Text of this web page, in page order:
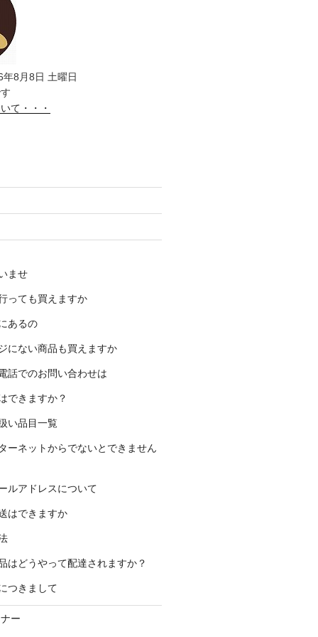
8月8日 土曜日
て・・・
ませ
っても買えますか
あるの
にない商品も買えますか
話でのお問い合わせは
できますか？
い品目一覧
ーネットからでないとできません
ルアドレスについて
はできますか
はどうやって配達されますか？
つきまして
ー